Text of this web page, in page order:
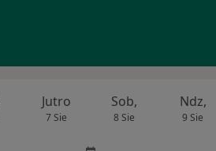
Jutro
7 Sie
Sob,
8 Sie
Ndz,
9 Sie